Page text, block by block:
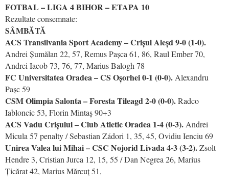
FOTBAL – LIGA 4 BIHOR – ETAPA 10
Rezultate consemnate:
SÂMBĂTĂ
ACS Transilvania Sport Academy – Crișul Aleșd 9-0 (1-0).
Andrei Șumălan 22, 57, Remus Pașca 61, 86, Raul Ember 70,
Andrei Iacob 73, 76, 77, Marius Balogh 78
FC Universitatea Oradea – CS Oșorhei 0-1 (0-0). Alexandru
Pașc 59
CSM Olimpia Salonta – Foresta Tileagd 2-0 (0-0).Radco
Iabloncic 53, Florin Mintaș 90+3
ACS Vadu Crișului – Club Atletic Oradea 1-4 (0-3). Andrei
Micula 57 penalty / Sebastian Zádori 1, 35, 45, Ovidiu Ienciu 69
Unirea Valea lui Mihai – CSC Nojorid Livada 4-3 (3-2).Zsolt
Hendre 3, Cristian Jurca 12, 15, 55 / Dan Negrea 26, Marius
Țicărat 42, Marius Mărcuț 51,